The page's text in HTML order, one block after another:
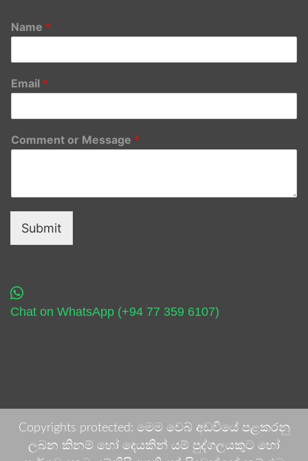
Name *
Email *
Comment or Message *
Submit
Chat on WhatsApp (+94 77 359 6107)
Copyrights protected: මෙම වෙබ් අඩවියේ පළකරනු
ලබන කිනම් හෝ දෙයකින් යම් පුද්ගලයකුට හෝ